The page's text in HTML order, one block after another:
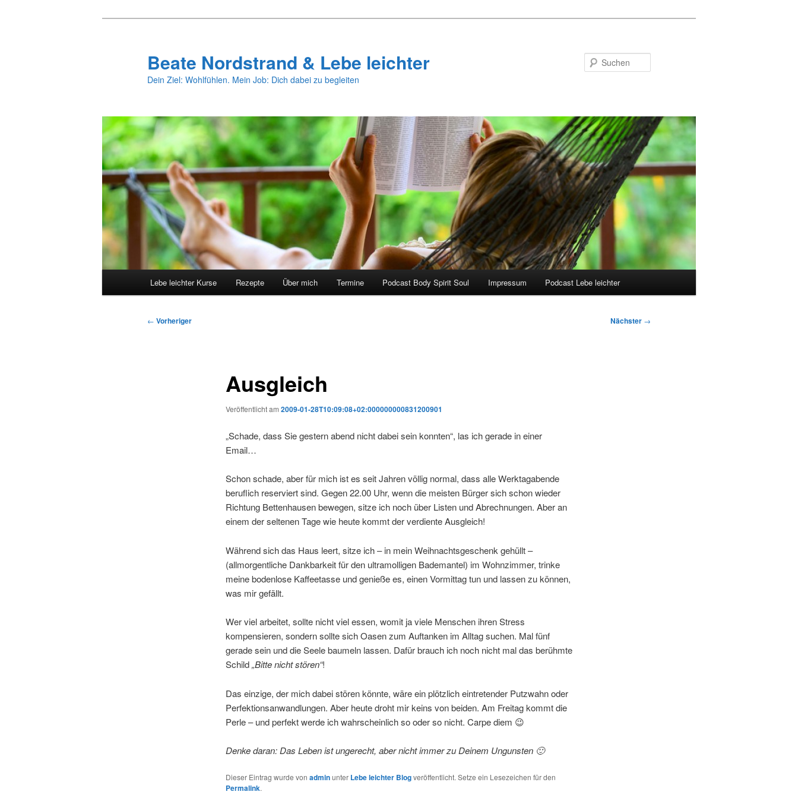
Beate Nordstrand & Lebe leichter
Dein Ziel: Wohlfühlen. Mein Job: Dich dabei zu begleiten
Lebe leichter Kurse Rezepte Über mich Termine Podcast Body Spirit Soul Impressum Podcast Lebe leichter
Beitragsnavigation
← Vorheriger Nächster →
Ausgleich
Veröffentlicht am 2009-01-28T10:09:08+02:000000000831200901
„Schade, dass Sie gestern abend nicht dabei sein konnten“, las ich gerade in einer
Email…
Schon schade, aber für mich ist es seit Jahren völlig normal, dass alle Werktagabende
beruflich reserviert sind. Gegen 22.00 Uhr, wenn die meisten Bürger sich schon wieder
Richtung Bettenhausen bewegen, sitze ich noch über Listen und Abrechnungen. Aber an
einem der seltenen Tage wie heute kommt der verdiente Ausgleich!
Während sich das Haus leert, sitze ich – in mein Weihnachtsgeschenk gehüllt –
(allmorgentliche Dankbarkeit für den ultramolligen Bademantel) im Wohnzimmer, trinke
meine bodenlose Kaffeetasse und genieße es, einen Vormittag tun und lassen zu können,
was mir gefällt.
Wer viel arbeitet, sollte nicht viel essen, womit ja viele Menschen ihren Stress
kompensieren, sondern sollte sich Oasen zum Auftanken im Alltag suchen. Mal fünf
gerade sein und die Seele baumeln lassen. Dafür brauch ich noch nicht mal das berühmte
Schild„Bitte nicht stören“!
Das einzige, der mich dabei stören könnte, wäre ein plötzlich eintretender Putzwahn oder
Perfektionsanwandlungen. Aber heute droht mir keins von beiden. Am Freitag kommt die
Perle – und perfekt werde ich wahrscheinlich so oder so nicht. Carpe diem 😉
Denke daran: Das Leben ist ungerecht, aber nicht immer zu Deinem Ungunsten 🙂
Dieser Eintrag wurde von adminunter Lebe leichter Blogveröffentlicht. Setze ein Lesezeichen für den
Permalink.